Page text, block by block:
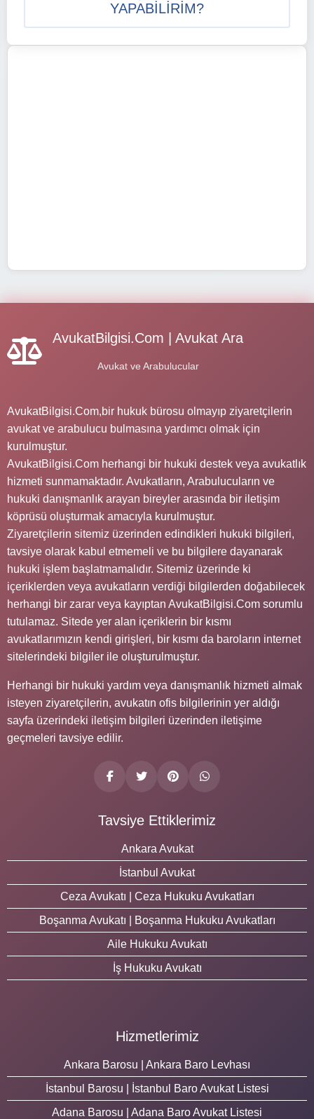
YAPABILIRIM?
AvukatBilgisi.Com | Avukat Ara
Avukat ve Arabulucular
AvukatBilgisi.Com,bir hukuk bürosu olmayıp ziyaretçilerin
avukat ve arabulucu bulmasına yardımcı olmak için
kurulmuştur.
AvukatBilgisi.Com herhangi bir hukuki destek veya avukatlık
hizmeti sunmamaktadır. Avukatların, Arabulucuların ve
hukuki danışmanlık arayan bireyler arasında bir iletişim
köprüsü oluşturmak amacıyla kurulmuştur.
Ziyaretçilerin sitemiz üzerinden edindikleri hukuki bilgileri,
tavsiye olarak kabul etmemeli ve bu bilgilere dayanarak
hukuki işlem başlatmamalıdır. Sitemiz üzerinde ki
içeriklerden veya avukatların verdiği bilgilerden doğabilecek
herhangi bir zarar veya kayıptan AvukatBilgisi.Com sorumlu
tutulamaz. Sitede yer alan içeriklerin bir kısmı
avukatlarımızın kendi girişleri, bir kısmı da baroların internet
sitelerindeki bilgiler ile oluşturulmuştur.
Herhangi bir hukuki yardım veya danışmanlık hizmeti almak
isteyen ziyaretçilerin, avukatın ofis bilgilerinin yer aldığı
sayfa üzerindeki iletişim bilgileri üzerinden iletişime
geçmeleri tavsiye edilir.
Tavsiye Ettiklerimiz
Ankara Avukat
İstanbul Avukat
Ceza Avukatı | Ceza Hukuku Avukatları
Boşanma Avukatı | Boşanma Hukuku Avukatları
Aile Hukuku Avukatı
İş Hukuku Avukatı
Hizmetlerimiz
Ankara Barosu | Ankara Baro Levhası
İstanbul Barosu | İstanbul Baro Avukat Listesi
Adana Barosu | Adana Baro Avukat Listesi